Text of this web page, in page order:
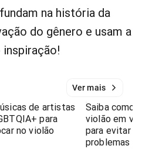
na história da
do gênero e usam a
Ver mais
de artistas
para
no violão
Saiba como
violão em
para evitar
problemas